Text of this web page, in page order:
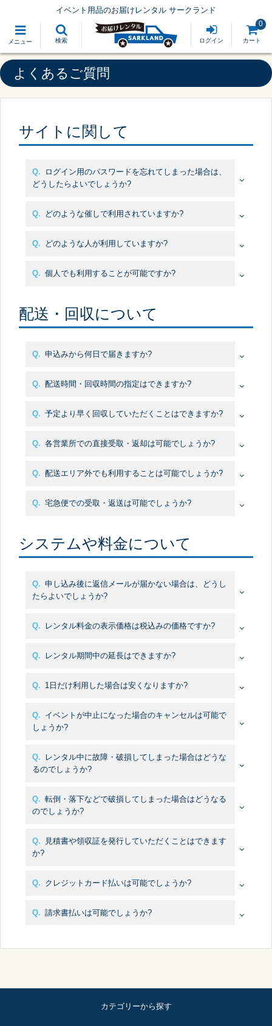
メニュー 検索
イベント用品のお届けレンタル サークランド
ログイン カート
0
よくあるご質問
サイトに関して
Q.
ログイン用のパスワードを忘れてしまった場合は、
どうしたらよいでしょうか?
Q. どのような催しで利用されていますか?
Q. どのような人が利用していますか?
Q. 個人でも利用することが可能ですか?
配送・回収について
Q. 申込みから何日で届きますか?
Q. 配送時間・回収時間の指定はできますか?
Q. 予定より早く回収していただくことはできますか?
Q. 各営業所での直接受取・返却は可能でしょうか?
Q. 配送エリア外でも利用することは可能でしょうか?
Q. 宅急便での受取・返送は可能でしょうか?
システムや料金について
Q. 申し込み後に返信メールが届かない場合は、どうし
たらよいでしょうか?
Q. レンタル料金の表示価格は税込みの価格ですか?
Q. レンタル期間中の延長はできますか?
Q. 1日だけ利用した場合は安くなりますか?
Q. イベントが中止になった場合のキャンセルは可能で
しょうか?
Q.
レンタル中に故障・破損してしまった場合はどうな
るのでしょうか?
Q. 転倒・落下などで破損してしまった場合はどうなる
のでしょうか?
Q.
見積書や領収証を発行していただくことはできます
か?
Q. クレジットカード払いは可能でしょうか?
Q. 請求書払いは可能でしょうか?
カテゴリーから探す